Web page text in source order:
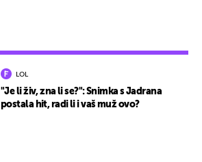
LOL
"Je li živ, zna li se?": Snimka s Jadrana
postala hit, radi li i vaš muž ovo?